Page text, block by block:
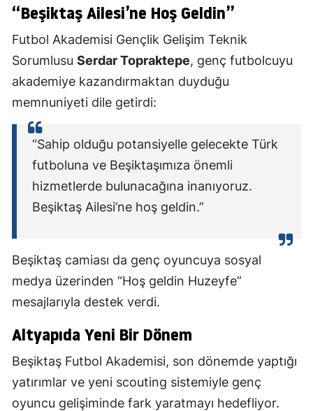
“Beşiktaş Ailesi’ne Hoş Geldin”
Futbol Akademisi Gençlik Gelişim Teknik
Sorumlusu Serdar Topraktepe, genç futbolcuyu
akademiye kazandırmaktan duyduğu
memnuniyeti dile getirdi:
“Sahip olduğu potansiyelle gelecekte Türk
futboluna ve Beşiktaşımıza önemli
hizmetlerde bulunacağına inanıyoruz.
Beşiktaş Ailesi’ne hoş geldin.”
Beşiktaş camiası da genç oyuncuya sosyal
medya üzerinden “Hoş geldin Huzeyfe”
mesajlarıyla destek verdi.
Altyapıda Yeni Bir Dönem
Beşiktaş Futbol Akademisi, son dönemde yaptığı
yatırımlar ve yeni scouting sistemiyle genç
oyuncu gelişiminde fark yaratmayı hedefliyor.